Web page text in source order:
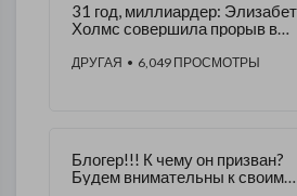
31 год, миллиардер: Элизабет
Холмс совершила прорыв в
ДРУГАЯ • 6,049 ПРОСМОТРЫ
Блогер!!! К чему он призван?
Будем внимательны к своим